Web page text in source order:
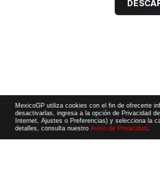
MexicoGP utiliza cookies con el fin de ofrecerte
desactivarlas, ingresa a la opción de Privacidad
Internet, Ajustes o Preferencias) y selecciona la
detalles, consulta nuestroAviso de Privacidad.